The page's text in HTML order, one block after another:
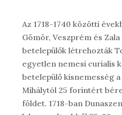
Az 1718-1740 közötti
Gömör, Veszprém és
betelepülők létrehozták
egyetlen nemesi curialis
betelepülő kisnemesség
Mihálytól 25 forintért
földet. 1718-ban